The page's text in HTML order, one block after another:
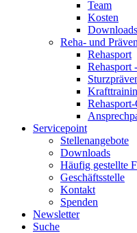
Team
Kosten
Reha- und
Rehasport
Rehasport
Servicepoint
Stellenangebote
Downloads
Häufig gestellte
Geschäftsstelle
Kontakt
Spenden
Newsletter
Suche